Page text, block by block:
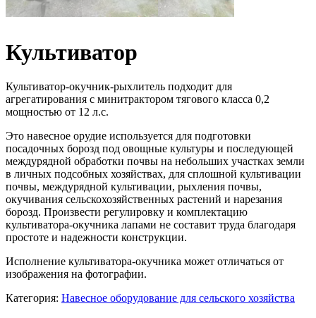
Культиватор
Культиватор-окучник-рыхлитель подходит для
агрегатирования с минитрактором тягового класса 0,2
мощностью от 12 л.с.
Это навесное орудие используется для подготовки
посадочных борозд под овощные культуры и последующей
междурядной обработки почвы на небольших участках земли
в личных подсобных хозяйствах, для сплошной культивации
почвы, междурядной культивации, рыхления почвы,
окучивания сельскохозяйственных растений и нарезания
борозд. Произвести регулировку и комплектацию
культиватора-окучника лапами не составит труда благодаря
простоте и надежности конструкции.
Исполнение культиватора-окучника может отличаться от
изображения на фотографии.
Категория: Навесное оборудование для сельского хозяйства